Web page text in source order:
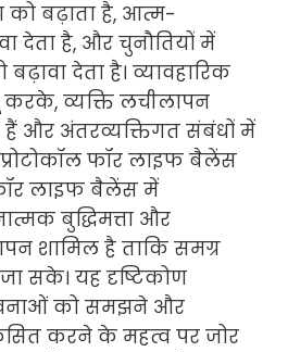
को बढ़ाता है, आत्म-
देता है, और चुनौतियों में
देता है। व्यावहारिक
करके, व्यक्ति लचीलापन
और अंतरव्यक्तिगत संबंधों में
फॉर लाइफ बैलेंस
फॉर लाइफ बैलेंस में
बुद्धिमत्ता और
शामिल है ताकि समग्र
सके। यह दृष्टिकोण
को समझने और
करने के महत्व पर जोर